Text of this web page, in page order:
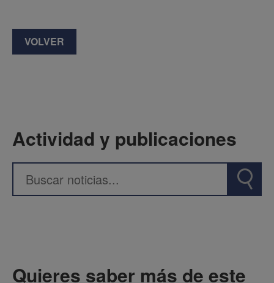
VOLVER
Actividad y publicaciones
Quieres saber más de este